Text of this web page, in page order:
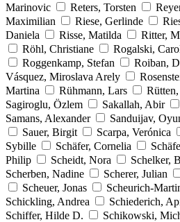
Marinovic
Reters, Torsten
Maximilian
Riese, Gerlinde
Daniela
Risse, Matilda Ritter,
Röhl, Christiane
Rogalski,
Roggenkamp, Stefan
Roiban,
Vásquez, Miroslava Arely
Martina
Rühmann, Lars
Sagiroglu, Özlem
Sakallah, Abir
Samans, Alexander
Sanduijav,
Sauer, Birgit
Scarpa, Verónica
Sybille
Schäfer, Cornelia
Philip
Scheidt, Nora Schelker,
Scherben, Nadine
Scherer, Julian
Scheuer, Jonas
Scheurich-
Schickling, Andrea
Schiederich,
Schiffer, Hilde D.
Schikowski,